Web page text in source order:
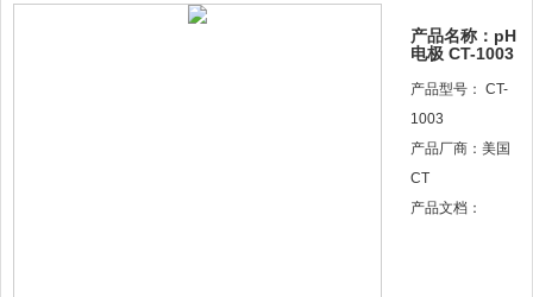
产品名称：pH
电极 CT-1003
产品型号： CT-
1003
产品厂商：美国
CT
产品文档：